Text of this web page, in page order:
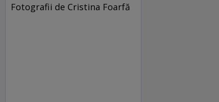
Fotografii de Cristina Foarfă